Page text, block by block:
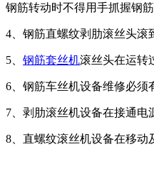
钢筋转动时不得用手抓握钢
4、钢筋直螺纹剥肋滚丝头滚
5、 钢筋套丝机滚丝头在运转
6、钢筋车丝机设备维修必须
7、剥肋滚丝机设备在接通电
8、直螺纹滚丝机设备在移动